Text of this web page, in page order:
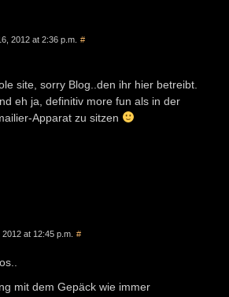
2012 at 2:36 p.m. #
site, sorry Blog..den ihr hier betreibt.
eh ja, definitiv more fun als in der
Apparat zu sitzen
at 12:45 p.m. #
mit dem Gepäck wie immer